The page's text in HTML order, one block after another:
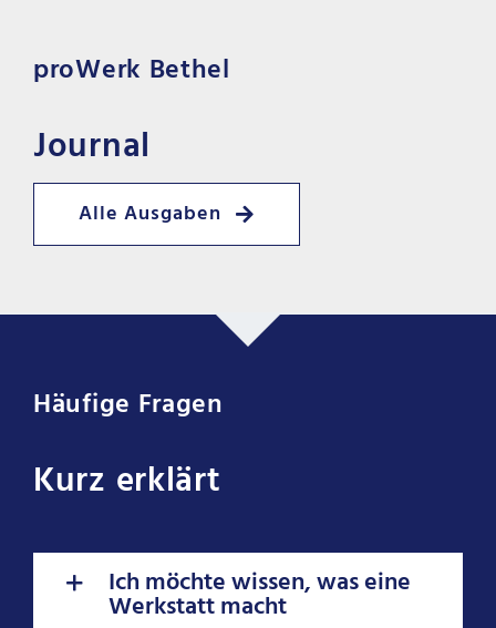
proWerk Bethel
Journal
Alle Ausgaben
Häufige Fragen
Kurz erklärt
Ich möchte wissen, was eine
Werkstatt macht